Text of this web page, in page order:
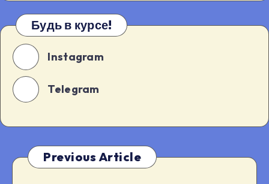
Будь в курсе!
Instagram
Telegram
Previous Article